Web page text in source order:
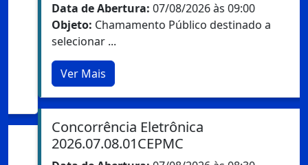
Data de Abertura:07/08/2026 às 09:00
Objeto:Chamamento Público destinado a
selecionar ...
Ver Mais
Concorrência Eletrônica
2026.07.08.01CEPMC